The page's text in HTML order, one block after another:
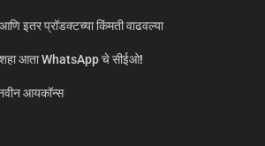
इतर प्रॉडक्टच्या किंमती वाढवल्या
आता WhatsApp चे सीईओ!
आयकॉन्स